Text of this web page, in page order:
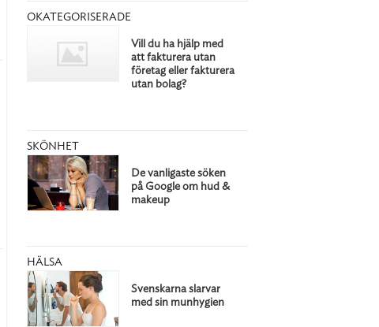
OKATEGORISERADE
Vill du ha hjälp med
att fakturera utan
företag eller fakturera
utan bolag?
SKÖNHET
De vanligaste söken
på Google om hud &
makeup
HÄLSA
Svenskarna slarvar
med sin munhygien